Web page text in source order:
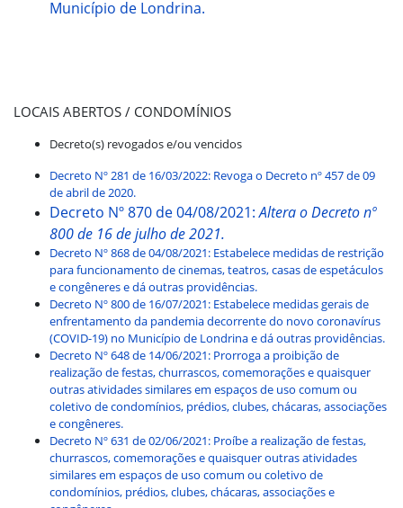
Município de Londrina.
LOCAIS ABERTOS / CONDOMÍNIOS
Decreto(s) revogados e/ou vencidos
Decreto Nº 281 de 16/03/2022: Revoga o Decreto nº 457 de 09
de abril de 2020.
Decreto Nº 870 de 04/08/2021:Altera o Decreto nº
800 de 16 de julho de 2021.
Decreto Nº 868 de 04/08/2021: Estabelece medidas de restrição
para funcionamento de cinemas, teatros, casas de espetáculos
e congêneres e dá outras providências.
Decreto Nº 800 de 16/07/2021: Estabelece medidas gerais de
enfrentamento da pandemia decorrente do novo coronavírus
(COVID-19) no Município de Londrina e dá outras providências.
Decreto Nº 648 de 14/06/2021: Prorroga a proibição de
realização de festas, churrascos, comemorações e quaisquer
outras atividades similares em espaços de uso comum ou
coletivo de condomínios, prédios, clubes, chácaras, associações
e congêneres.
Decreto Nº 631 de 02/06/2021: Proíbe a realização de festas,
churrascos, comemorações e quaisquer outras atividades
similares em espaços de uso comum ou coletivo de
condomínios, prédios, clubes, chácaras, associações e